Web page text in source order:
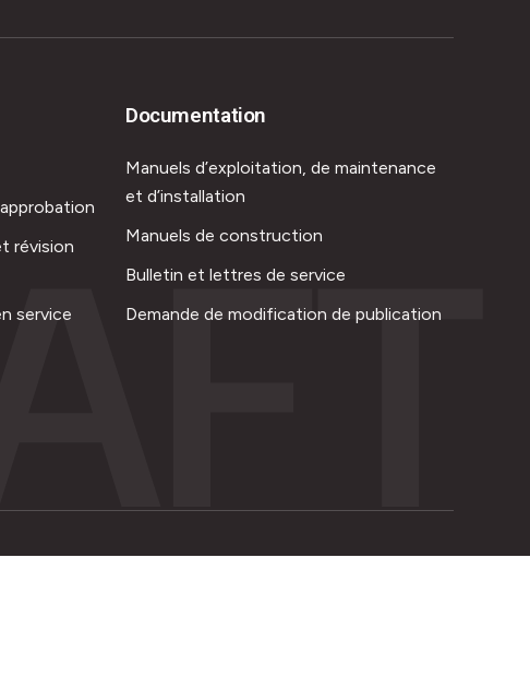
révision
service
Documentation
Manuels d’exploitation, de maintenance
et d’installation
Manuels de construction
Bulletin et lettres de service
Demande de modification de publication